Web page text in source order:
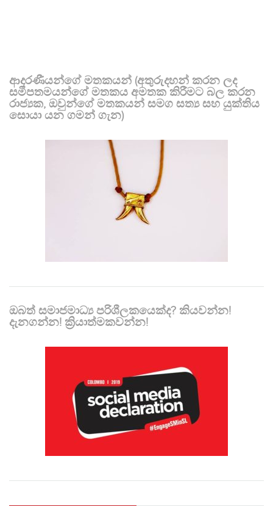
ආදරණීයන්ගේ මතකයන් (අතුරුදහන් කරන ලද
සමීපතමයන්ගේ මතකය අමතක කිරීමට බල කරන
රාජ්‍යක, ඔවුන්ගේ මතකයන් සමග සත්‍ය සහ යුක්තිය
සොයා යන ගමන් ගැන)
ඔබත් සමාජමාධ්‍ය පරිශීලකයෙක්ද? කියවන්න!
දැනගන්න! ක්‍රියාත්මකවන්න!